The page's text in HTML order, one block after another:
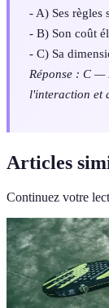
- A) Ses règles
- B) Son coût
- C) Sa
Réponse : C —
l'interaction et
Articles
Continuez votre